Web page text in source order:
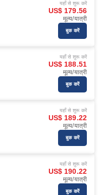
यहाँ से शुरू करें
US$ 179.56
मूल्य/यात्री
बुक करें
यहाँ से शुरू करें
US$ 188.51
मूल्य/यात्री
बुक करें
यहाँ से शुरू करें
US$ 189.22
मूल्य/यात्री
बुक करें
यहाँ से शुरू करें
US$ 190.22
मूल्य/यात्री
बुक करें